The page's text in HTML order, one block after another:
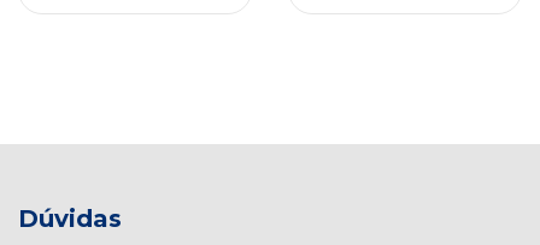
Dúvidas